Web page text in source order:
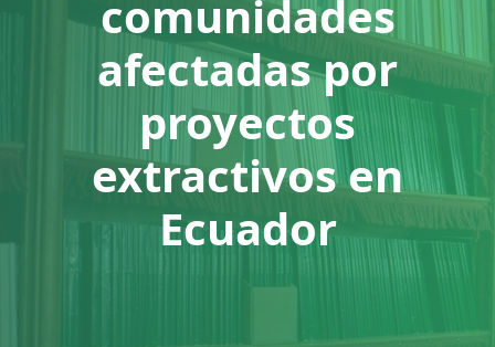
comunidades
afectadas por
proyectos
extractivos en
Ecuador